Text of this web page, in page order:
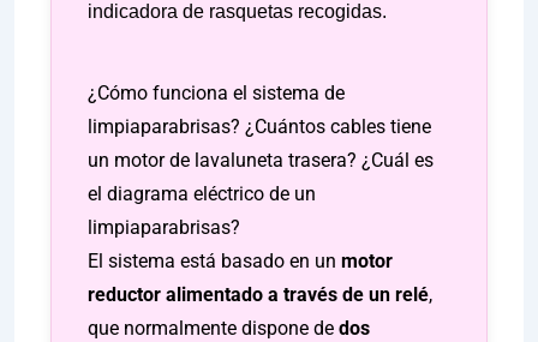
indicadora de rasquetas recogidas.
¿Cómo funciona el sistema de
limpiaparabrisas? ¿Cuántos cables tiene
un motor de lavaluneta trasera? ¿Cuál es
el diagrama eléctrico de un
limpiaparabrisas?
El sistema está basado en un motor
reductor alimentado a través de un relé,
que normalmente dispone de dos